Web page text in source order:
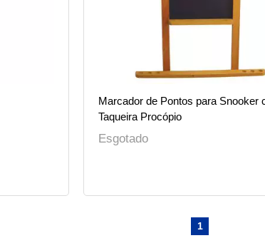
Marcador de Pontos para Snooker
Taqueira Procópio
Esgotado
1